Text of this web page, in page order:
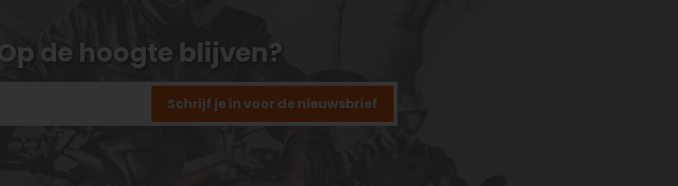
Op de hoogte blijven?
Schrijf je in voor de nieuwsbrief